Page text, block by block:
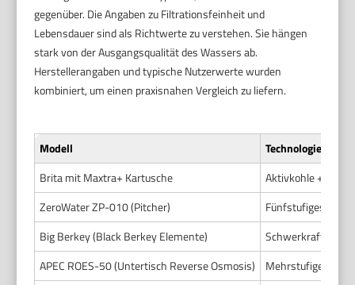
gegenüber. Die Angaben zu Filtrationsfeinheit und
Lebensdauer sind als Richtwerte zu verstehen. Sie hängen
stark von der Ausgangsqualität des Wassers ab.
Herstellerangaben und typische Nutzerwerte wurden
kombiniert, um einen praxisnahen Vergleich zu liefern.
Modell
Technologie
Brita mit Maxtra+ Kartusche
Aktivkohle +
ZeroWater ZP-010 (Pitcher)
Fünfstufiges
Big Berkey (Black Berkey Elemente)
Schwerkraftfilter
APEC ROES-50 (Untertisch Reverse Osmosis)
Mehrstufiges